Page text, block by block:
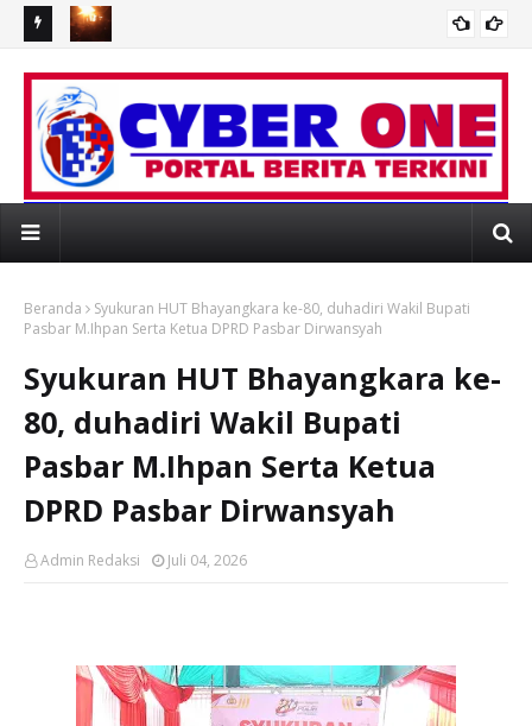
RSUD STAK Buka Penggalangan Dana Bantu Korban Kebakaran
Beranda
Syukuran HUT Bhayangkara ke-80, duhadiri Wakil Bupati
Pasbar M.Ihpan Serta Ketua DPRD Pasbar Dirwansyah
Syukuran HUT Bhayangkara ke-
80, duhadiri Wakil Bupati
Pasbar M.Ihpan Serta Ketua
DPRD Pasbar Dirwansyah
Admin Redaksi Juli 04, 2026